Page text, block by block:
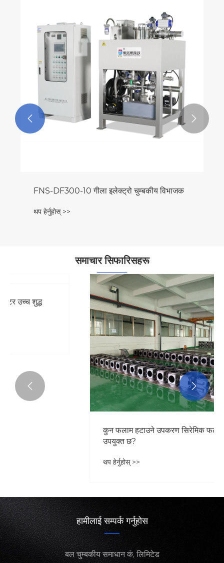
सजिलो सफा चुम्बकीय जाली विभाजक
थप हेर्नुहोस् >>
 
समाचार सिफारिसहरू
म्यानुअल बनाम स्वचालित फलाम हटाउने उपकरण: लाभ र
 
हामीलाई सम्पर्क गर्नुहोस
बल चुम्बकीय समाधान कं, लिमिटेड